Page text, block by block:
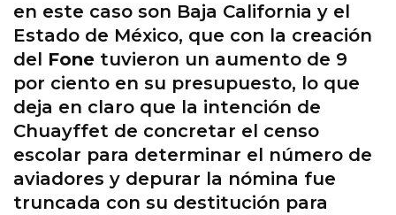
en este caso son Baja California y el
Estado de México, que con la creación
del Fone tuvieron un aumento de 9
por ciento en su presupuesto, lo que
deja en claro que la intención de
Chuayffet de concretar el censo
escolar para determinar el número de
aviadores y depurar la nómina fue
truncada con su destitución para